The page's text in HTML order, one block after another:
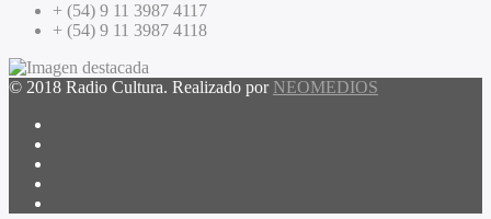
+ (54) 9 11 3987 4117
+ (54) 9 11 3987 4118
© 2018 Radio Cultura. Realizado por NEOMEDIOS